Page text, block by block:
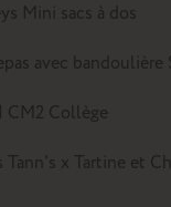
Mini sacs à dos
avec bandoulière
CM2 Collège
Tann's x Tartine et